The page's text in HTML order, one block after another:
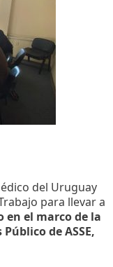
del Uruguay
para llevar a
el marco de la
de ASSE,